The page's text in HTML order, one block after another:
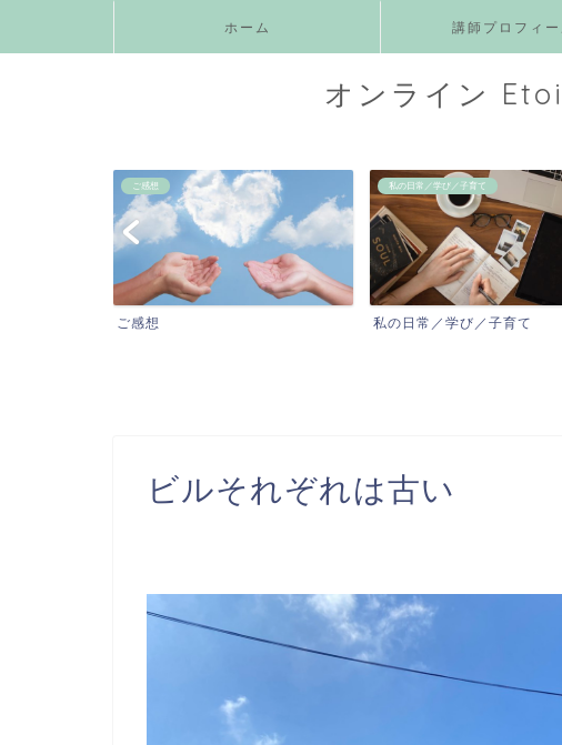
ホーム 講師プロフィー
オンライン
ご感想
ご感想
私の日常／学び／子育て
私の日常／学び／子育て
ビルそれぞれは古い